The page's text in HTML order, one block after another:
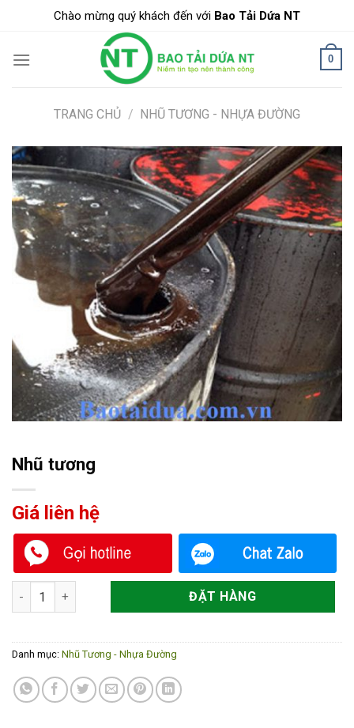
Chào mừng quý khách đến với Bao Tải Dứa NT
0
TRANG CHỦ / NHŨ TƯƠNG - NHỰA ĐƯỜNG
Nhũ tương
Giá liên hệ
Nhũ tương số lượng ĐẶT HÀNG
Danh mục: Nhũ Tương - Nhựa Đường